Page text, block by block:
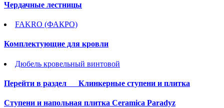
Чердачные лестницы
FAKRO (ФАКРО)
Комплектующие для кровли
Дюбель кровельный винтовой
Перейти в раздел Клинкерные ступени и плитка
Cтупени и напольная плитка Ceramica Paradyz